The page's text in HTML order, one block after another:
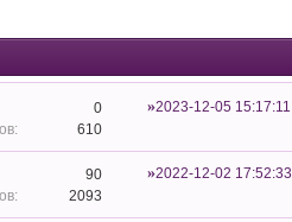
0
610
2023-12-05 15:17:11
90
2093
2022-12-02 17:52:33